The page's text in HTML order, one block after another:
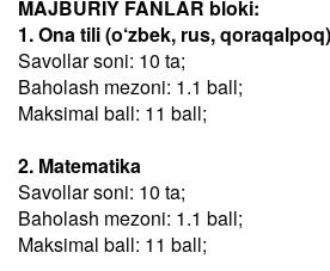
MAJBURIY FANLAR bloki:
1. Ona tili (o‘zbek, rus, qoraqalpoq)
Savollar soni: 10 ta;
Baholash mezoni: 1.1 ball;
Maksimal ball: 11 ball;
2. Matematika
Savollar soni: 10 ta;
Baholash mezoni: 1.1 ball;
Maksimal ball: 11 ball;